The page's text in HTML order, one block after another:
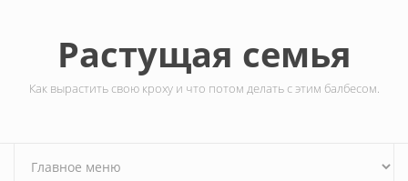
Растущая семья
Как вырастить свою кроху и что потом делать с этим балбесом.